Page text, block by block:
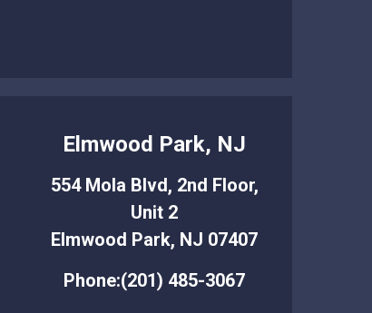
Elmwood Park, NJ
554 Mola Blvd, 2nd Floor,
Unit 2
Elmwood Park, NJ 07407
Phone:(201) 485-3067